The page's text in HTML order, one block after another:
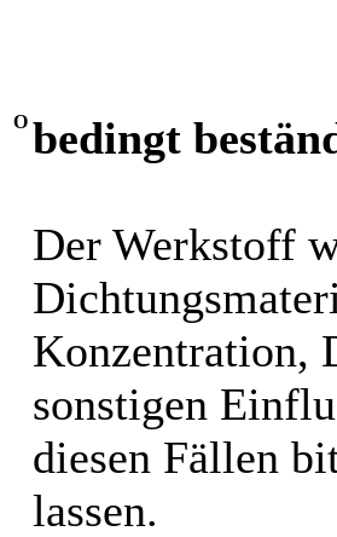
O bedingt
Der Werkstoff
Konzentration,
sonstigen
diesen Fällen
lassen.